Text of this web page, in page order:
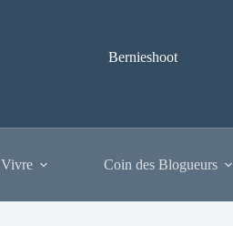
Bernieshoot
Coin des Blogueurs